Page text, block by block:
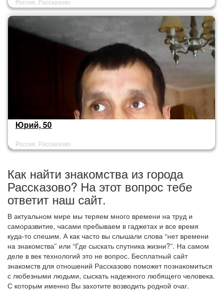
Россия, Рассказово
Юрий, 50
Россия, Рассказово
Как найти знакомства из города
Рассказово? На этот вопрос тебе
ответит наш сайт.
В актуальном мире мы теряем много времени на труд и
саморазвитие, часами пребываем в гаджетах и все время
куда-то спешим. А как часто вы слышали слова “нет времени
на знакомства” или “Где сыскать спутника жизни?”. На самом
деле в век технологий это не вопрос. Бесплатный сайт
знакомств для отношений Рассказово поможет познакомиться
с любезными людьми, сыскать надежного любящего человека.
С которым именно Вы захотите возводить родной очаг.